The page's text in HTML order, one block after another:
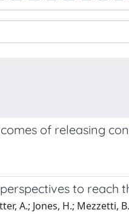
of releasing
to reach
A.; Jones, H.; Mezzetti,